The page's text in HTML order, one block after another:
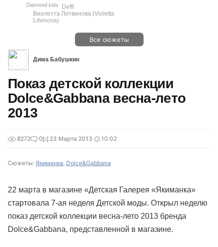
Deffi
Виолетта Литвинова (Violetta
Litvinova)
Diamond kids
Все сюжеты
Дима Бабушкин
Показ детской коллекции
Dolce&Gabbana весна-лето
2013
8272 0 23 Марта 2013 10:02
Сюжеты: Якиманка, Dolce&Gabbana
22 марта в магазине «Детская Галерея «Якиманка»
стартовала 7-ая неделя Детской моды. Открыл неделю
показ детской коллекции весна-лето 2013 бренда
Dolce&Gabbana, представленной в магазине.